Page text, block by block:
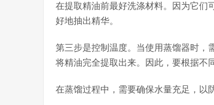
在提取精油前最好洗涤材料。因为它们
好地抽出精华。
第三步是控制温度。当使用蒸馏器时，
将精油完全提取出来。因此，要根据不
在蒸馏过程中，需要确保水量充足，以